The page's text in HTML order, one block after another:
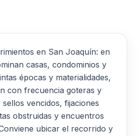
en San Joaquín: en
casas, condominios y
épocas y materialidades,
con frecuencia goteras y
vencidos, fijaciones
obstruidas y encuentros
ubicar el recorrido y